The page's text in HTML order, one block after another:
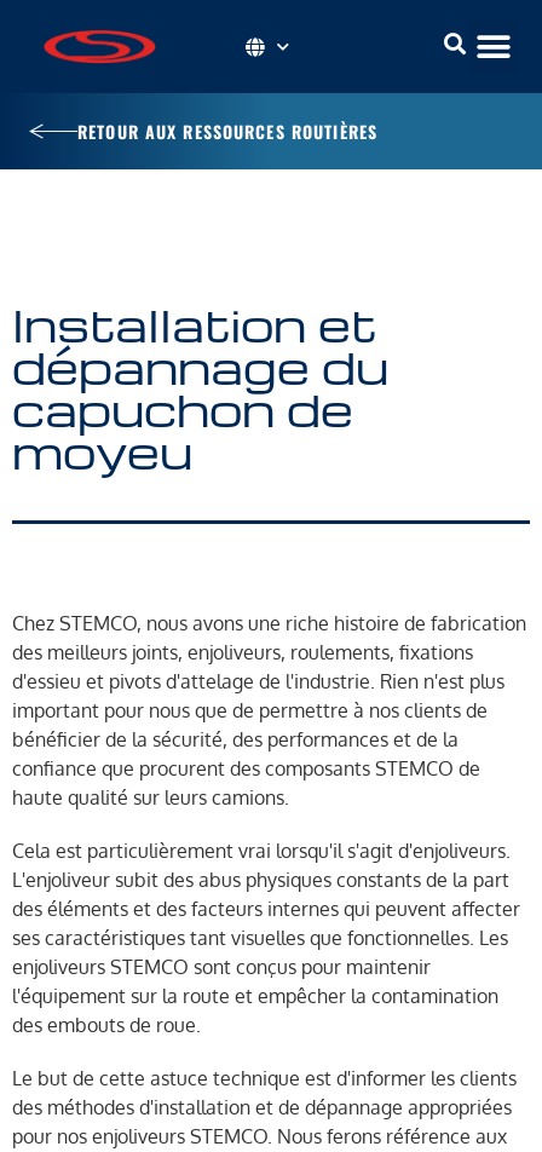
RETOUR AUX RESSOURCES ROUTIÈRES
Installation et
dépannage du
capuchon de
moyeu
Chez STEMCO, nous avons une riche histoire de fabrication
des meilleurs joints, enjoliveurs, roulements, fixations
d'essieu et pivots d'attelage de l'industrie. Rien n'est plus
important pour nous que de permettre à nos clients de
bénéficier de la sécurité, des performances et de la
confiance que procurent des composants STEMCO de
haute qualité sur leurs camions.
Cela est particulièrement vrai lorsqu'il s'agit d'enjoliveurs.
L'enjoliveur subit des abus physiques constants de la part
des éléments et des facteurs internes qui peuvent affecter
ses caractéristiques tant visuelles que fonctionnelles. Les
enjoliveurs STEMCO sont conçus pour maintenir
l'équipement sur la route et empêcher la contamination
des embouts de roue.
Le but de cette astuce technique est d'informer les clients
des méthodes d'installation et de dépannage appropriées
pour nos enjoliveurs STEMCO. Nous ferons référence aux